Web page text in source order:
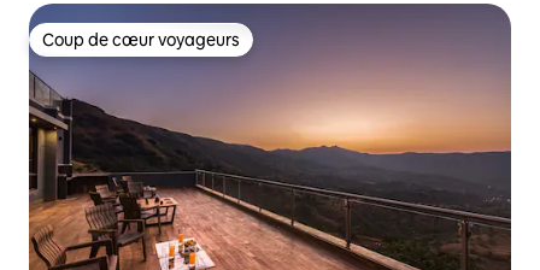
Coup de cœur voyageurs
Coup de cœur voyageurs